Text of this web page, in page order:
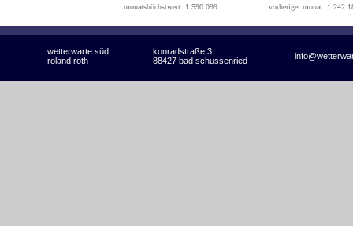
monatshöchstwert: 1.590.099
vorheriger monat:
wetterwarte süd konradstraße 3
roland roth 88427 bad schussenried